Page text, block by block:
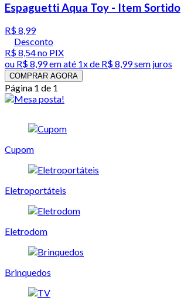
Espaguetti Aqua Toy - Item Sortido
R$ 8,99
Desconto
R$ 8,54no PIX
ou R$ 8,99em até 1x de R$ 8,99sem juros
COMPRAR AGORA
Página 1 de 1
Cupom
Eletroportáteis
Eletrodom
Brinquedos